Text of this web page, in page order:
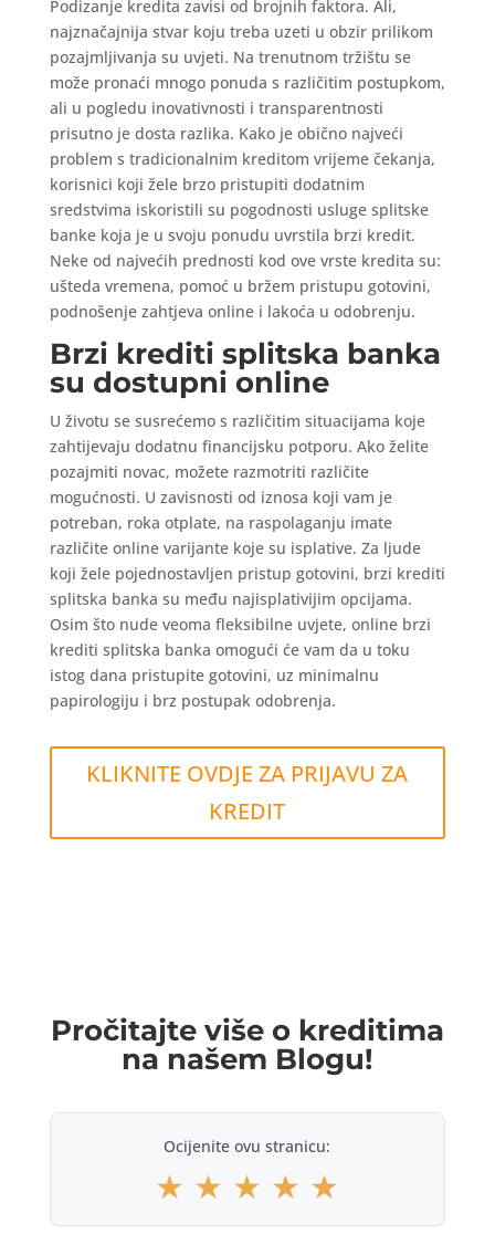
Podizanje kredita zavisi od brojnih faktora. Ali,
najznačajnija stvar koju treba uzeti u obzir prilikom
pozajmljivanja su uvjeti. Na trenutnom tržištu se
može pronaći mnogo ponuda s različitim postupkom,
ali u pogledu inovativnosti i transparentnosti
prisutno je dosta razlika. Kako je obično najveći
problem s tradicionalnim kreditom vrijeme čekanja,
korisnici koji žele brzo pristupiti dodatnim
sredstvima iskoristili su pogodnosti usluge splitske
banke koja je u svoju ponudu uvrstila brzi kredit.
Neke od najvećih prednosti kod ove vrste kredita su:
ušteda vremena, pomoć u bržem pristupu gotovini,
podnošenje zahtjeva online i lakoća u odobrenju.
Brzi krediti splitska banka
su dostupni online
U životu se susrećemo s različitim situacijama koje
zahtijevaju dodatnu financijsku potporu. Ako želite
pozajmiti novac, možete razmotriti različite
mogućnosti. U zavisnosti od iznosa koji vam je
potreban, roka otplate, na raspolaganju imate
različite online varijante koje su isplative. Za ljude
koji žele pojednostavljen pristup gotovini, brzi krediti
splitska banka su među najisplativijim opcijama.
Osim što nude veoma fleksibilne uvjete, online brzi
krediti splitska banka omogući će vam da u toku
istog dana pristupite gotovini, uz minimalnu
papirologiju i brz postupak odobrenja.
KLIKNITE OVDJE ZA PRIJAVU ZA
KREDIT
Pročitajte više o kreditima
na našem Blogu!
Ocijenite ovu stranicu:
★ ★ ★ ★ ★